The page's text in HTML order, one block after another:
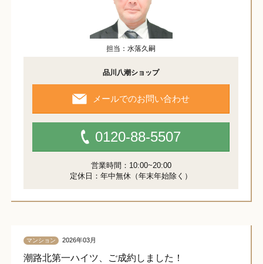
担当：水落久嗣
品川八潮ショップ
メールでのお問い合わせ
0120-88-5507
営業時間：10:00~20:00
定休日：年中無休（年末年始除く）
マンション 2026年03月
潮路北第一ハイツ、ご成約しました！